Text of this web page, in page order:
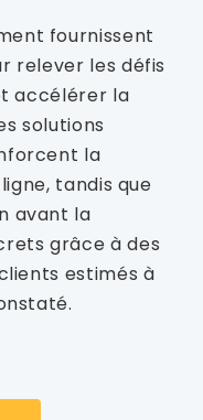
fournissent
relever les défis
accélérer la
solutions
la
tandis que
avant la
grâce à des
estimés à